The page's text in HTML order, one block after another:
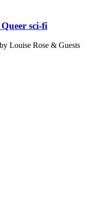
sci-fi
Louise Rose & Guests